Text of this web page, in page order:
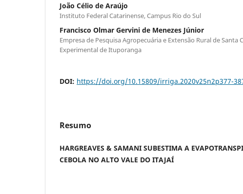
João Célio de Araújo
Instituto Federal Catarinense, Campus Rio do Sul
Francisco Olmar Gervini de Menezes Júnior
Empresa de Pesquisa Agropecuária e Extensão Rural de Santa
Experimental de Ituporanga
DOI: https://doi.org/10.15809/irriga.2020v25n2p377-
Resumo
HARGREAVES & SAMANI SUBESTIMA A
CEBOLA NO ALTO VALE DO ITAJAÍ